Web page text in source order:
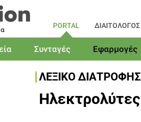
PORTAL ΔΙΑΙΤΟΛΟΓΟΣ
Συνταγές Εφαρμογές
ΛΕΞΙΚΟ ΔΙΑΤΡΟΦΗΣ
Ηλεκτρολύτες